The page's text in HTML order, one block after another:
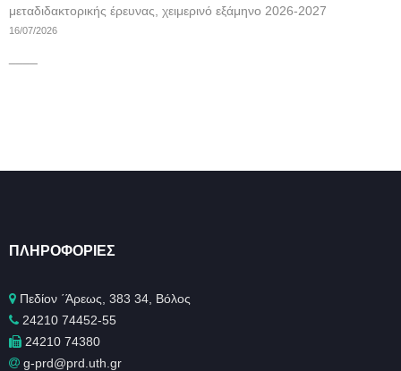
μεταδιδακτορικής έρευνας, χειμερινό εξάμηνο 2026-2027
16/07/2026
ΠΛΗΡΟΦΟΡΊΕΣ
Πεδίον ΄Άρεως, 383 34, Βόλος
24210 74452-55
24210 74380
g-prd@prd.uth.gr